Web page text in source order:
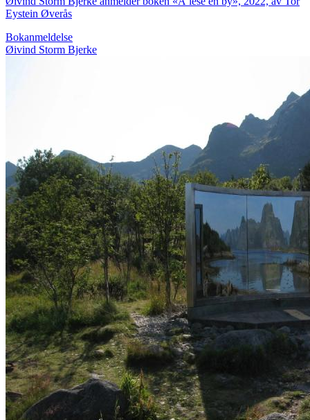
Eystein Øverås
Bokanmeldelse
Øivind Storm Bjerke